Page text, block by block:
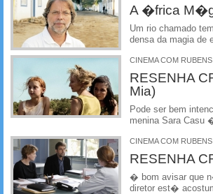
A �frica
Um rio chamado
densa da magia de
CINEMA COM
RESENHA
Mia)
Pode ser bem
menina Sara Casu
CINEMA COM
RESENHA
� bom avisar que
diretor est�